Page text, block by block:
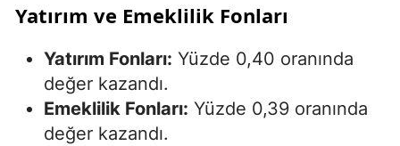
Yatırım ve Emeklilik Fonları
Yatırım Fonları: Yüzde 0,40 oranında
değer kazandı.
Emeklilik Fonları: Yüzde 0,39 oranında
değer kazandı.